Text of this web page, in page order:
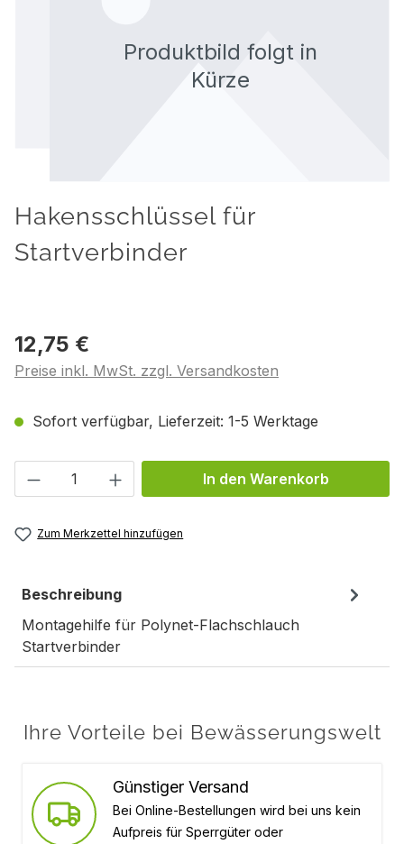
Hakensschlüssel für
Startverbinder
12,75 €
Preise inkl. MwSt. zzgl. Versandkosten
Sofort verfügbar, Lieferzeit: 1-5 Werktage
Produkt Anzahl: Gib den gewünschten
In den Warenkorb
Zum Merkzettel hinzufügen
Beschreibung
Montagehilfe für Polynet-Flachschlauch
Startverbinder
Ihre Vorteile bei Bewässerungswelt
Günstiger Versand
Bei Online-Bestellungen wird bei uns kein
Aufpreis für Sperrgüter oder